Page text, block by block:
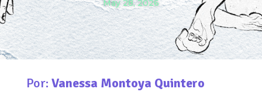
May 28, 2026
Por: Vanessa Montoya Quintero